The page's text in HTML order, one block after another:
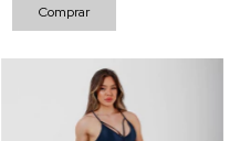
Comprar